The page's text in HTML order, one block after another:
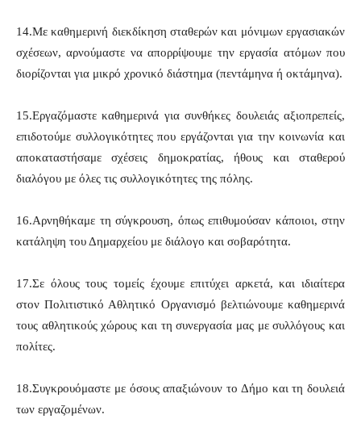
14.Με καθημερινή διεκδίκηση σταθερών και μόνιμων εργασιακών
σχέσεων, αρνούμαστε να απορρίψουμε την εργασία ατόμων που
διορίζονται για μικρό χρονικό διάστημα (πεντάμηνα ή οκτάμηνα).
15.Εργαζόμαστε καθημερινά για συνθήκες δουλειάς αξιοπρεπείς,
επιδοτούμε συλλογικότητες που εργάζονται για την κοινωνία και
αποκαταστήσαμε σχέσεις δημοκρατίας, ήθους και σταθερού
διαλόγου με όλες τις συλλογικότητες της πόλης.
16.Αρνηθήκαμε τη σύγκρουση, όπως επιθυμούσαν κάποιοι, στην
κατάληψη του Δημαρχείου με διάλογο και σοβαρότητα.
17.Σε όλους τους τομείς έχουμε επιτύχει αρκετά, και ιδιαίτερα
στον Πολιτιστικό Αθλητικό Οργανισμό βελτιώνουμε καθημερινά
τους αθλητικούς χώρους και τη συνεργασία μας με συλλόγους και
πολίτες.
18.Συγκρουόμαστε με όσους απαξιώνουν το Δήμο και τη δουλειά
των εργαζομένων.